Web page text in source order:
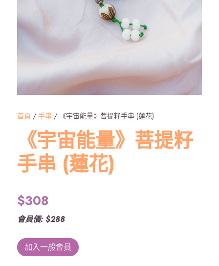
首頁 / 手串 / 《宇宙能量》菩提籽手串 (蓮花)
《宇宙能量》菩提籽
手串 (蓮花)
$308
會員價: $288
加入一般會員